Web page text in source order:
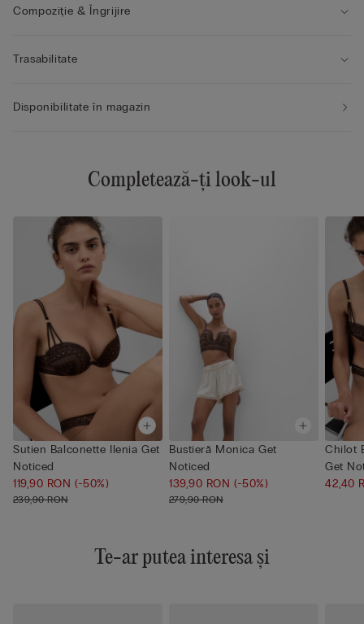
Compoziție & Îngrijire
Trasabilitate
Disponibilitate în magazin
Completează-ți look-ul
Sutien Balconette Ilenia Get
Noticed
119,90 RON(-50%)
239,90 RON
Bustieră Monica Get
Noticed
139,90 RON(-50%)
279,90 RON
Chilot
Get
42,40
Te-ar putea interesa și